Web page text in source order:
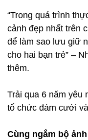
“Trong quá trình
cảnh đẹp nhất trên
để làm sao lưu giữ
cho hai bạn trẻ” –
thêm.
Trải qua 6 năm yêu
tổ chức đám cưới
Cùng ngắm bộ